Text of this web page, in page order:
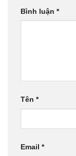
Bình luận *
Tên *
Email *